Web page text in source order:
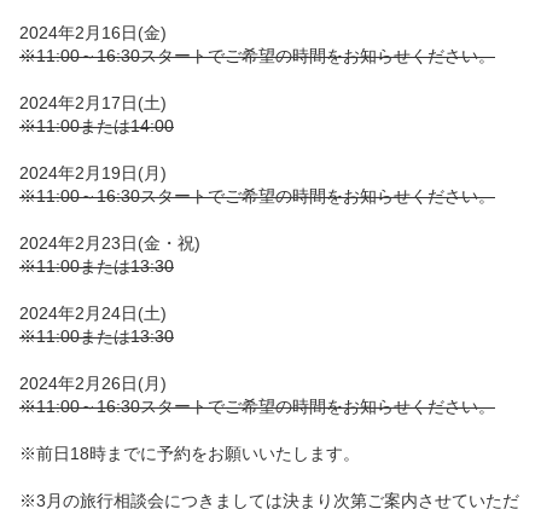
2024年2月16日(金)
※11:00～16:30スタートでご希望の時間をお知らせください。
2024年2月17日(土)
※11:00または14:00
2024年2月19日(月)
※11:00～16:30スタートでご希望の時間をお知らせください。
2024年2月23日(金・祝)
※11:00または13:30
2024年2月24日(土)
※11:00または13:30
2024年2月26日(月)
※11:00～16:30スタートでご希望の時間をお知らせください。
※前日18時までに予約をお願いいたします。
※3月の旅行相談会につきましては決まり次第ご案内させていただ